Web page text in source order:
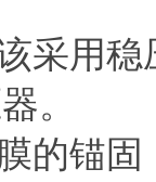
采用
。
的锚固